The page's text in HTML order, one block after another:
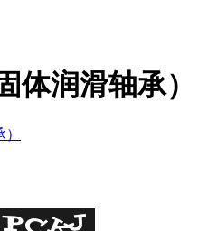
体润滑轴承）